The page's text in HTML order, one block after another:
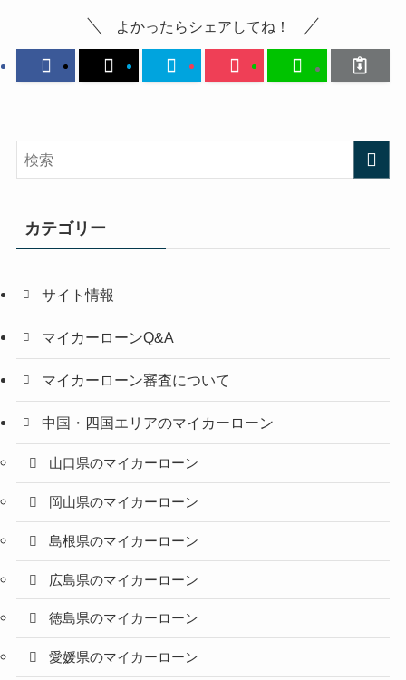
よかったらシェアしてね！
カテゴリー
サイト情報
マイカーローンQ&A
マイカーローン審査について
中国・四国エリアのマイカーローン
山口県のマイカーローン
岡山県のマイカーローン
島根県のマイカーローン
広島県のマイカーローン
徳島県のマイカーローン
愛媛県のマイカーローン